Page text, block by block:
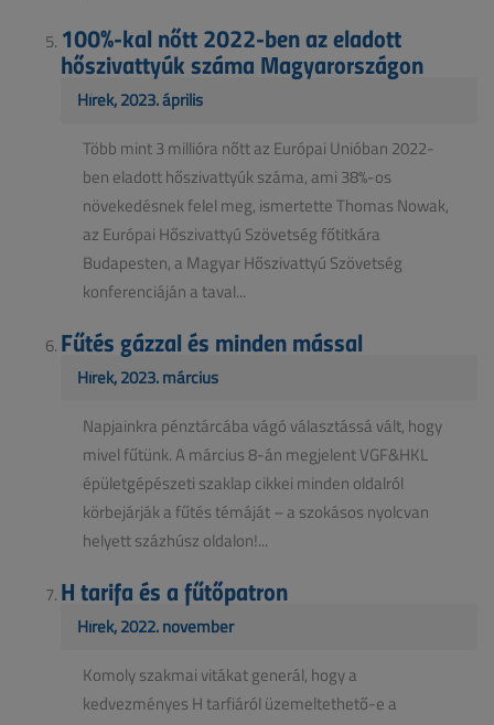
100%-kal nőtt 2022-ben az eladott
hőszivattyúk száma Magyarországon
Hírek, 2023. április
Több mint 3 millióra nőtt az Európai Unióban 2022-
ben eladott hőszivattyúk száma, ami 38%-os
növekedésnek felel meg, ismertette Thomas Nowak,
az Európai Hőszivattyú Szövetség főtitkára
Budapesten, a Magyar Hőszivattyú Szövetség
konferenciáján a taval...
Fűtés gázzal és minden mással
Hírek, 2023. március
Napjainkra pénztárcába vágó választássá vált, hogy
mivel fűtünk. A március 8-án megjelent VGF&HKL
épületgépészeti szaklap cikkei minden oldalról
körbejárják a fűtés témáját – a szokásos nyolcvan
helyett százhúsz oldalon!...
H tarifa és a fűtőpatron
Hírek, 2022. november
Komoly szakmai vitákat generál, hogy a
kedvezményes H tarfiáról üzemeltethető-e a